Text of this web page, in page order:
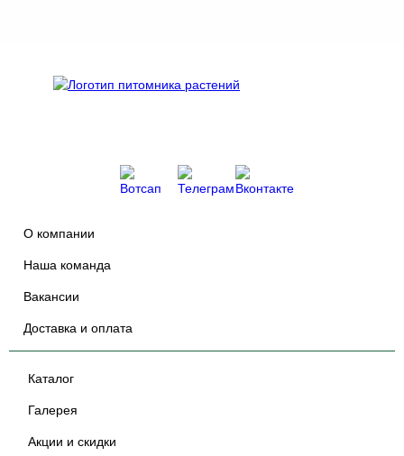
О компании
Наша команда
Вакансии
Доставка и оплата
Каталог
Галерея
Акции и скидки